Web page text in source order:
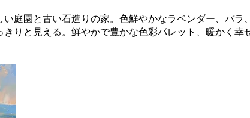
庭園と古い石造りの家。色鮮やかなラベンダー、バ
りと見える。鮮やかで豊かな色彩パレット、暖かく